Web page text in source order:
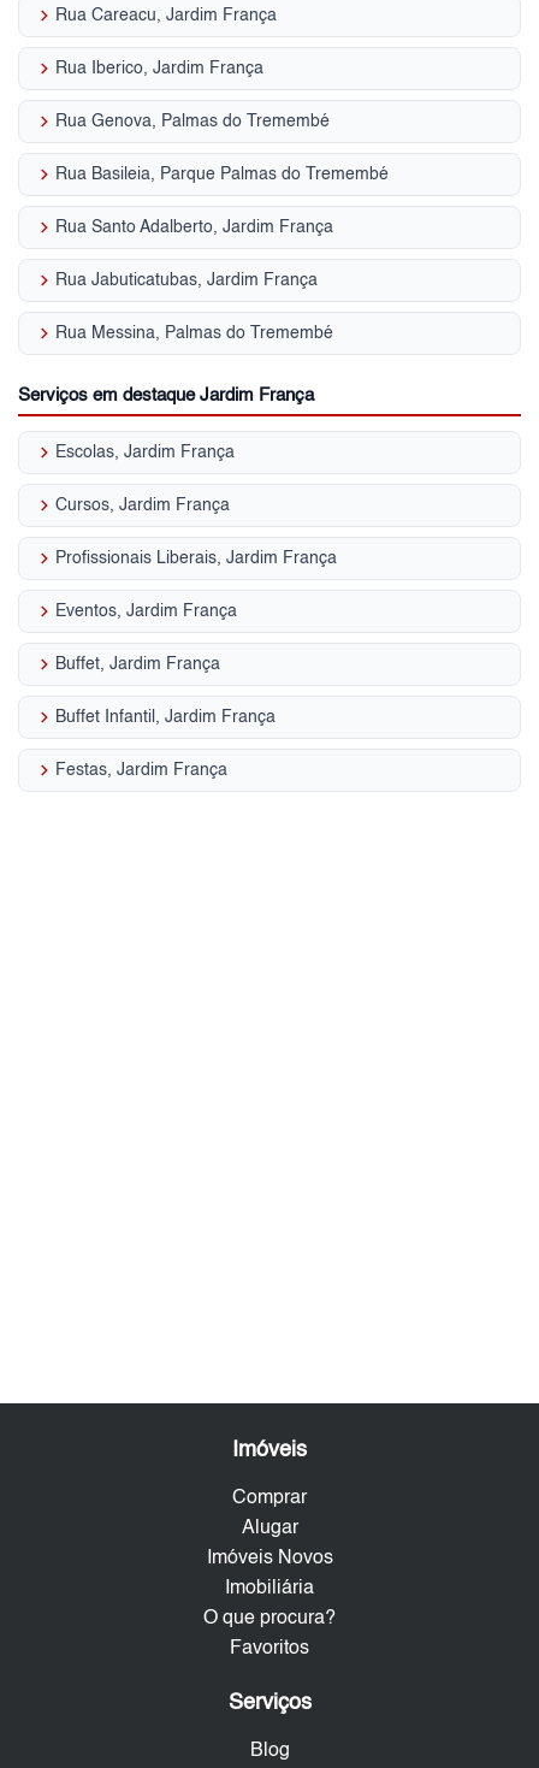
keyboard_arrow_right Rua Careacu, Jardim França
keyboard_arrow_right Rua Iberico, Jardim França
keyboard_arrow_right Rua Genova, Palmas do Tremembé
keyboard_arrow_right Rua Basileia, Parque Palmas do Tremembé
keyboard_arrow_right Rua Santo Adalberto, Jardim França
keyboard_arrow_right Rua Jabuticatubas, Jardim França
keyboard_arrow_right Rua Messina, Palmas do Tremembé
Serviços em destaque Jardim França
keyboard_arrow_right Escolas, Jardim França
keyboard_arrow_right Cursos, Jardim França
keyboard_arrow_right Profissionais Liberais, Jardim França
keyboard_arrow_right Eventos, Jardim França
keyboard_arrow_right Buffet, Jardim França
keyboard_arrow_right Buffet Infantil, Jardim França
keyboard_arrow_right Festas, Jardim França
Imóveis
Comprar
Alugar
Imóveis Novos
Imobiliária
O que procura?
Favoritos
Serviços
Blog